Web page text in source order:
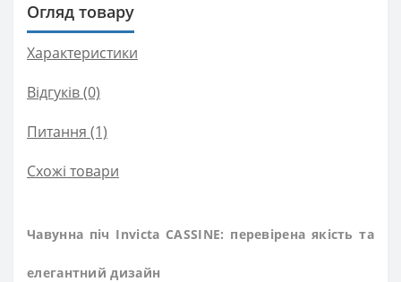
Огляд товару
Характеристики
Відгуків (0)
Питання (1)
Схожі товари
Чавунна піч Invicta CASSINE: перевірена якість та
елегантний дизайн